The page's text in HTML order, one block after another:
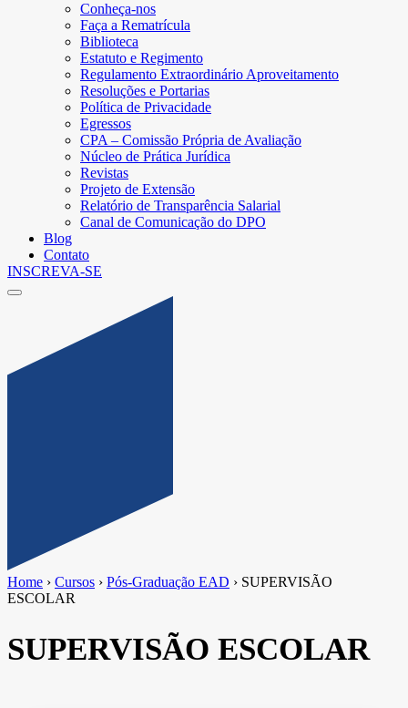
Conheça-nos
Faça a Rematrícula
Biblioteca
Estatuto e Regimento
Regulamento Extraordinário Aproveitamento
Resoluções e Portarias
Política de Privacidade
Egressos
CPA – Comissão Própria de Avaliação
Núcleo de Prática Jurídica
Revistas
Projeto de Extensão
Relatório de Transparência Salarial
Canal de Comunicação do DPO
Blog
Contato
INSCREVA-SE
Home › Cursos › Pós-Graduação EAD › SUPERVISÃO
ESCOLAR
SUPERVISÃO ESCOLAR